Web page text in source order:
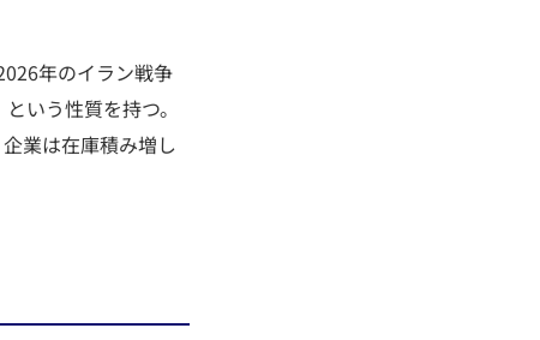
年のイラン戦争
いう性質を持つ。
業は在庫積み増し